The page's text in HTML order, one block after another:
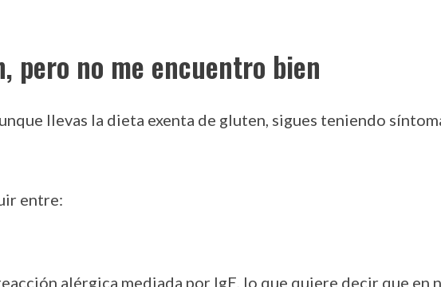
pero no me encuentro bien
llevas la dieta exenta de gluten, sigues teniendo
entre:
alérgica mediada por IgE, lo que quiere decir que en